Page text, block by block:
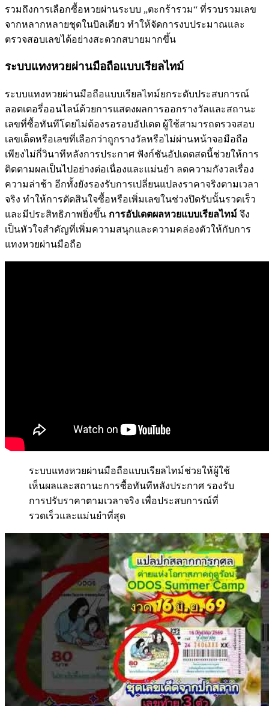
รวมถึงการเลือกซื้อหวยผ่านระบบ „ตะกร้ารวม“ ที่รวบรวมเลข
จากหลากหลายชุดในบิลเดียว ทำให้จัดการงบประมาณและ
ตรวจสอบเลขได้อย่างสะดวกสบายมากขึ้น
ระบบแทงหวยผ่านมือถือแบบเรียลไทม์
ระบบแทงหวยผ่านมือถือแบบเรียลไทม์ยกระดับประสบการณ์
ลอตเตอรี่ออนไลน์ด้วยการแสดงผลการออกรางวัลและสถานะ
เลขที่ซื้อทันทีโดยไม่ต้องรอรอบอัปเดต ผู้ใช้สามารถตรวจสอบ
เลขเด็ดหรือเลขที่เลือกว่าถูกรางวัลหรือไม่ผ่านหน้าจอมือถือ
เพียงไม่กี่วินาทีหลังการประกาศ ฟังก์ชันอัปเดตสดนี้ช่วยให้การ
ติดตามผลเป็นไปอย่างต่อเนื่องและแม่นยำ ลดความกังวลเรื่อง
ความล่าช้า อีกทั้งยังรองรับการเปลี่ยนแปลงราคาจริงตามเวลา
จริง ทำให้การตัดสินใจซื้อหรือเพิ่มเลขในช่วงปิดรับนั้นรวดเร็ว
และมีประสิทธิภาพยิ่งขึ้น การอัปเดตผลหวยแบบเรียลไทม์ จึง
เป็นหัวใจสำคัญที่เพิ่มความสนุกและความคล่องตัวให้กับการ
แทงหวยผ่านมือถือ
ระบบแทงหวยผ่านมือถือแบบเรียลไทม์ช่วยให้ผู้ใช้
เห็นผลและสถานะการซื้อทันทีหลังประกาศ รองรับ
การปรับราคาตามเวลาจริง เพื่อประสบการณ์ที่
รวดเร็วและแม่นยำที่สุด